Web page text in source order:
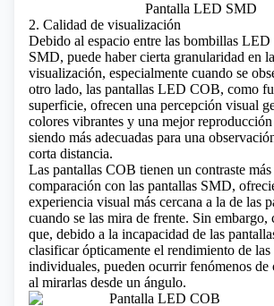
Pantalla LED SMD
2. Calidad de visualización
Debido al espacio entre las bombillas LED
SMD, puede haber cierta granularidad en
visualización, especialmente cuando se
otro lado, las pantallas LED COB, como
superficie, ofrecen una percepción visual
colores vibrantes y una mejor reproducción
siendo más adecuadas para una
corta distancia.
Las pantallas COB tienen un contraste
comparación con las pantallas SMD,
experiencia visual más cercana a la de las
cuando se las mira de frente. Sin embargo,
que, debido a la incapacidad de las
clasificar ópticamente el rendimiento de
individuales, pueden ocurrir fenómenos de
al mirarlas desde un ángulo.